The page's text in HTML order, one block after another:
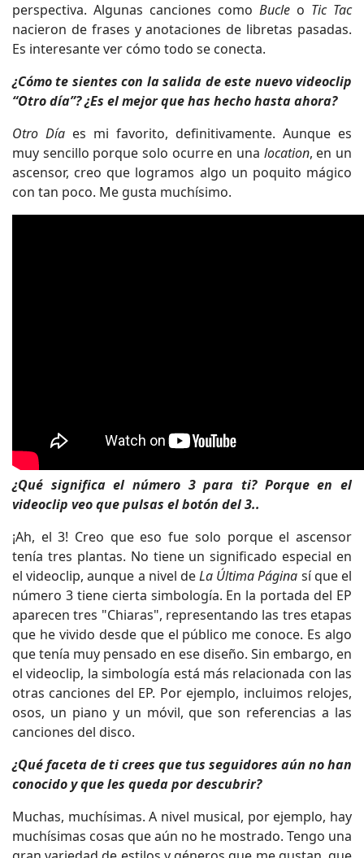
perspectiva. Algunas canciones como Bucle o Tic Tac
nacieron de frases y anotaciones de libretas pasadas.
Es interesante ver cómo todo se conecta.
¿Cómo te sientes con la salida de este nuevo videoclip
“Otro día”? ¿Es el mejor que has hecho hasta ahora?
Otro Día es mi favorito, definitivamente. Aunque es
muy sencillo porque solo ocurre en una location, en un
ascensor, creo que logramos algo un poquito mágico
con tan poco. Me gusta muchísimo.
¿Qué significa el número 3 para ti? Porque en el
videoclip veo que pulsas el botón del 3..
¡Ah, el 3! Creo que eso fue solo porque el ascensor
tenía tres plantas. No tiene un significado especial en
el videoclip, aunque a nivel deLa Última Página sí que el
número 3 tiene cierta simbología. En la portada del EP
aparecen tres "Chiaras", representando las tres etapas
que he vivido desde que el público me conoce. Es algo
que tenía muy pensado en ese diseño. Sin embargo, en
el videoclip, la simbología está más relacionada con las
otras canciones del EP. Por ejemplo, incluimos relojes,
osos, un piano y un móvil, que son referencias a las
canciones del disco.
¿Qué faceta de ti crees que tus seguidores aún no han
conocido y que les queda por descubrir?
Muchas, muchísimas. A nivel musical, por ejemplo, hay
muchísimas cosas que aún no he mostrado. Tengo una